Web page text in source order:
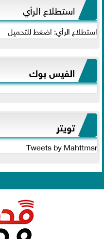
استطلاع الرأي
استطلاع الرأي: اضغط للتحميل
الفيس بوك
تويتر
Tweets by Mahttmsr